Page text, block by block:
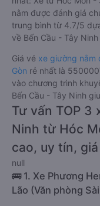
nằm được đánh giá
trung bình từ 4.7/5
về Bến Cầu - Tây
Giá vé xe giường nằm
Gòn rẻ nhất là
vào chương trình
Bến Cầu - Tây Ninh
Tư vấn TOP 3
Ninh từ Hóc
cao, uy tín,
null
🚌 1. Xe Phương
Lão (Văn phòng